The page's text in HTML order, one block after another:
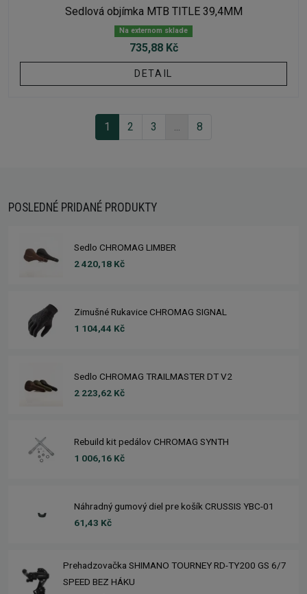
Sedlová objímka MTB TITLE 39,4MM
Na externom sklade
735,88 Kč
DETAIL
1 2 3 ... 8
POSLEDNÉ PRIDANÉ PRODUKTY
Sedlo CHROMAG LIMBER
2 420,18 Kč
Zimušné Rukavice CHROMAG SIGNAL
1 104,44 Kč
Sedlo CHROMAG TRAILMASTER DT V2
2 223,62 Kč
Rebuild kit pedálov CHROMAG SYNTH
1 006,16 Kč
Náhradný gumový diel pre košík CRUSSIS YBC-01
61,43 Kč
Prehadzovačka SHIMANO TOURNEY RD-TY200 GS 6/7
SPEED BEZ HÁKU